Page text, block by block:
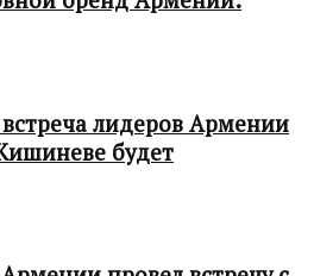
лидеров Армении
будет